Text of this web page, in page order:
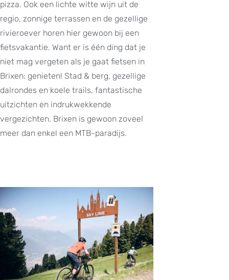
pizza. Ook een lichte witte wijn uit de
regio, zonnige terrassen en de gezellige
rivieroever horen hier gewoon bij een
fietsvakantie. Want er is één ding dat je
niet mag vergeten als je gaat fietsen in
Brixen: genieten! Stad & berg, gezellige
dalrondes en koele trails, fantastische
uitzichten en indrukwekkende
vergezichten. Brixen is gewoon zoveel
meer dan enkel een MTB-paradijs.